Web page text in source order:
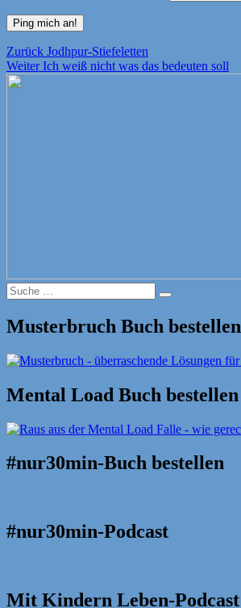
Beitragsnavigation
Zurück Vorheriger
Beitrag:
Jodhpur-Stiefeletten
Weiter Nächster
Ich weiß nicht was das bedeuten soll
Suche
nach:
Suche
Musterbruch Buch bestellen
Mental Load Buch bestellen
#nur30min-Buch bestellen
#nur30min-Podcast
Mit Kindern Leben-Podcast